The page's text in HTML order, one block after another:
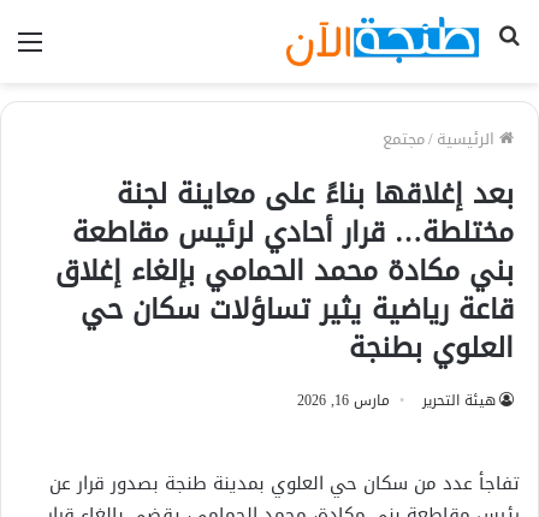
بحث
الرئيسية/مجتمع
بعد إغلاقها بناءً على معاينة لجنة
مختلطة… قرار أحادي لرئيس مقاطعة
بني مكادة محمد الحمامي بإلغاء إغلاق
قاعة رياضية يثير تساؤلات سكان حي
العلوي بطنجة
هيئة التحرير مارس 16, 2026
تفاجأ عدد من سكان حي العلوي بمدينة طنجة بصدور قرار عن